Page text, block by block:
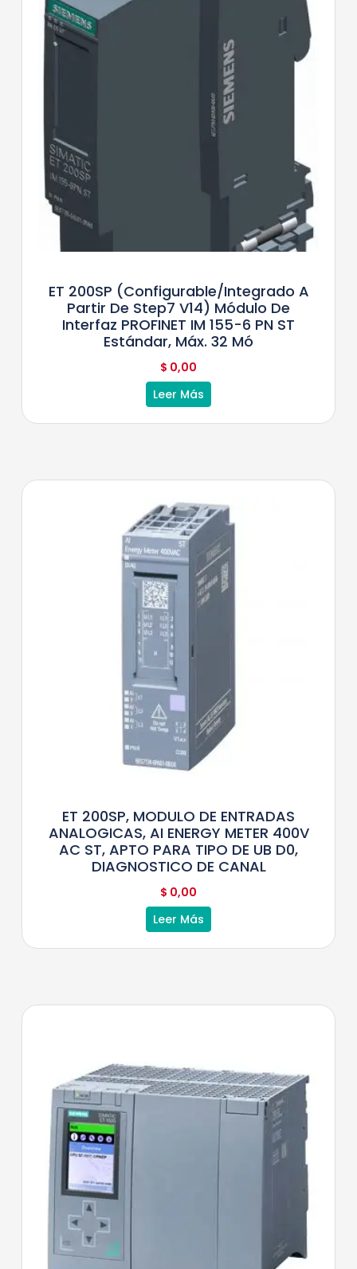
ET 200SP (configurable/integrado A
Partir De Step7 V14) Módulo De
Interfaz PROFINET IM 155-6 PN ST
Estándar, Máx. 32 Mó
$ 0,00
Leer Más
ET 200SP, MODULO DE ENTRADAS
ANALOGICAS, AI ENERGY METER 400V
AC ST, APTO PARA TIPO DE UB D0,
DIAGNOSTICO DE CANAL
$ 0,00
Leer Más